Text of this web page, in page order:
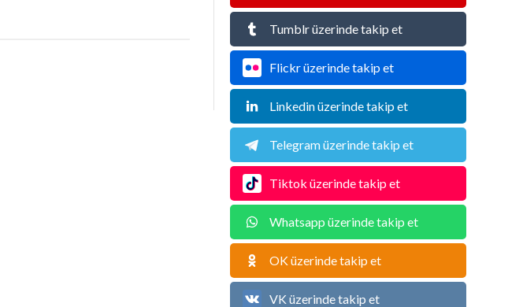
Tumblr üzerinde takip et
Flickr üzerinde takip et
Linkedin üzerinde takip et
Telegram üzerinde takip et
Tiktok üzerinde takip et
Whatsapp üzerinde takip et
OK üzerinde takip et
VK üzerinde takip et